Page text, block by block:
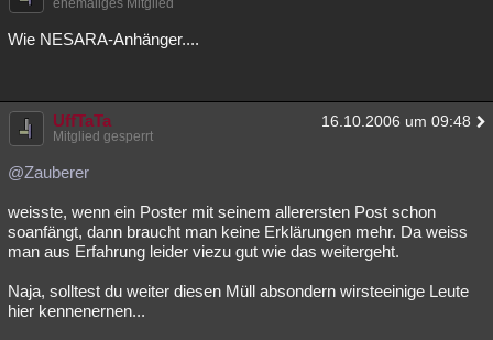
ehemaliges Mitglied
Wie NESARA-Anhänger....
UffTaTa 16.10.2006 um 09:48
Mitglied gesperrt
@Zauberer
weisste, wenn ein Poster mit seinem allerersten Post schon
soanfängt, dann braucht man keine Erklärungen mehr. Da weiss
man aus Erfahrung leider viezu gut wie das weitergeht.
Naja, solltest du weiter diesen Müll absondern wirsteeinige Leute
hier kennenernen...